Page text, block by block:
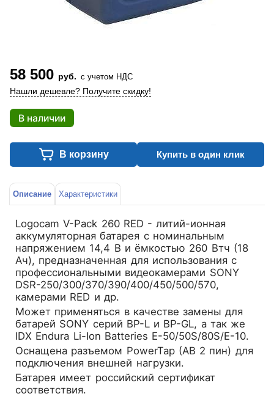
58 500 руб. с учетом НДС
Нашли дешевле? Получите скидку!
В наличии
В корзину Купить в один клик
Описание Характеристики
Logocam V-Pack 260 RED - литий-ионная
аккумуляторная батарея с номинальным
напряжением 14,4 В и ёмкостью 260 Втч (18
Ач), предназначенная для использования с
профессиональными видеокамерами SONY
DSR-250/300/370/390/400/450/500/570,
камерами RED и др.
Может применяться в качестве замены для
батарей SONY cерий BP-L и BP-GL, а так же
IDX Endura Li-Ion Batteries E-50/50S/80S/E-10.
Оснащена разъемом PowerTap (AB 2 пин) для
подключения внешней нагрузки.
Батарея имеет российский сертификат
соответствия.